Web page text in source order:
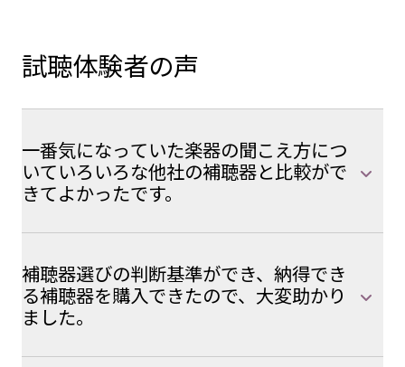
試聴体験者の声
一番気になっていた楽器の聞こえ方につ
いていろいろな他社の補聴器と比較がで
きてよかったです。
補聴器選びの判断基準ができ、納得でき
る補聴器を購入できたので、大変助かり
ました。